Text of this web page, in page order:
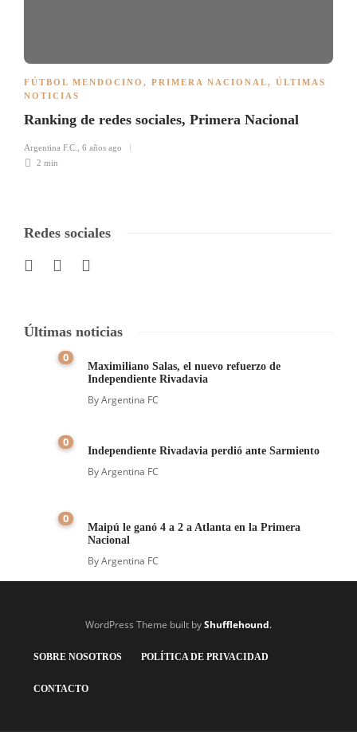
FÚTBOL MENDOCINO , PRIMERA NACIONAL, ÚLTIMAS
NOTICIAS
Ranking de redes sociales, Primera Nacional
Argentina F.C.
6 años ago
2 min
Redes sociales
Últimas noticias
0
Maximiliano Salas, el nuevo refuerzo de
Independiente Rivadavia
ByArgentina FC
0
Independiente Rivadavia perdió ante Sarmiento
ByArgentina FC
0
Maipú le ganó 4 a 2 a Atlanta en la Primera
Nacional
ByArgentina FC
WordPress Theme built byShufflehound.
SOBRE NOSOTROS POLÍTICA DE PRIVACIDAD
CONTACTO